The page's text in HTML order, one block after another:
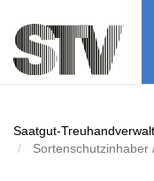
zum
Inhalt
Saatgut-
Sortenschutzinhaber